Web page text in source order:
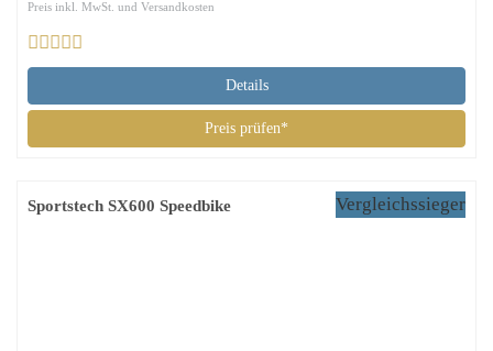
Preis inkl. MwSt. und Versandkosten
Details
Preis prüfen*
Vergleichssieger
Sportstech SX600 Speedbike